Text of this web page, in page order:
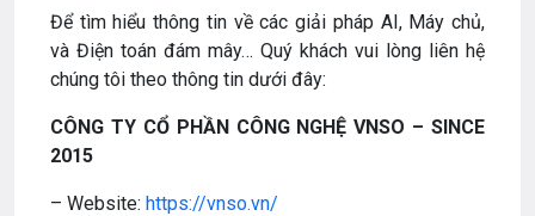
Để tìm hiểu thông tin về các giải pháp AI, Máy chủ,
và Điện toán đám mây… Quý khách vui lòng liên hệ
chúng tôi theo thông tin dưới đây:
CÔNG TY CỔ PHẦN CÔNG NGHỆ VNSO – SINCE
2015
– Website: https://vnso.vn/